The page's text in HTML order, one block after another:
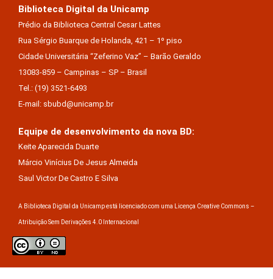
Biblioteca Digital da Unicamp
Prédio da Biblioteca Central Cesar Lattes
Rua Sérgio Buarque de Holanda, 421 – 1º piso
Cidade Universitária “Zeferino Vaz” – Barão Geraldo
13083-859 – Campinas – SP – Brasil
Tel.: (19) 3521-6493
E-mail: sbubd@unicamp.br
Equipe de desenvolvimento da nova BD:
Keite Aparecida Duarte
Márcio Vinícius De Jesus Almeida
Saul Victor De Castro E Silva
A Biblioteca Digital da Unicamp está licenciado com uma Licença Creative Commons –
Atribuição Sem Derivações 4.0 Internacional